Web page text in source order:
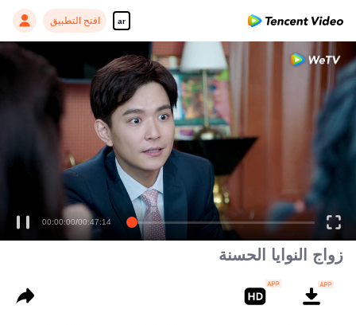
ar افتح التطبيق
00:00:00/00:47:14
زواج النوايا الحسنة